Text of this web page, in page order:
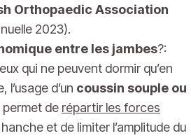
Orthopaedic Association
2023).
entre les jambes?:
qui ne peuvent dormir qu’en
d’un coussin souple ou
permet de répartir les forces
et de limiter l’amplitude du